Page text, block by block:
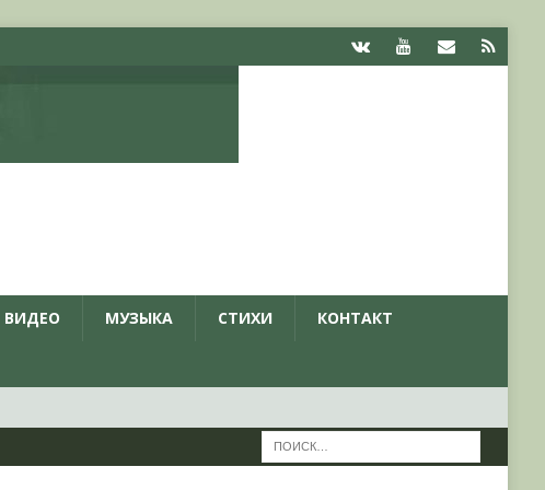
ВИДЕО МУЗЫКА СТИХИ КОНТАКТ